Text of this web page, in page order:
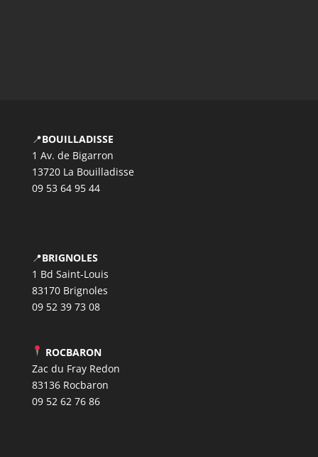
📍BOUILLADISSE
1 Av. de Bigarron
13720 La Bouilladisse
09 53 64 95 44
📍BRIGNOLES
1 Bd Saint-Louis
83170 Brignoles
09 52 39 73 08
ROCBARON
Zac du Fray Redon
83136 Rocbaron
09 52 62 76 86